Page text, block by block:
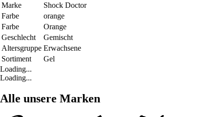
Marke
Shock Doctor
Farbe
orange
Farbe
Orange
Geschlecht
Gemischt
Altersgruppe Erwachsene
Sortiment
Gel
Loading...
Loading...
Alle unsere Marken